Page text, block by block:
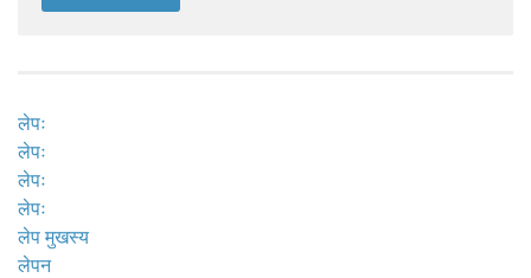
लेपः
लेपः
लेपः
लेपः
लेप मुखस्य
लेपन